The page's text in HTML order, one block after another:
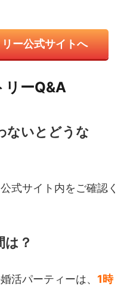
ー公式サイトへ
リーQ&A
ないとどうな
式サイト内をご確認く
？
活パーティーは、 1時